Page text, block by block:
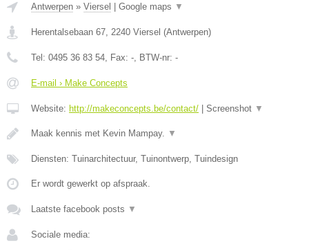
Antwerpen » Viersel Google maps ▼
Herentalsebaan 67, 2240 Viersel (Antwerpen)
Tel: 0495 36 83 54, Fax: -, BTW-nr: -
E-mail › Make Concepts
Website: http://makeconcepts.be/contact/ Screenshot ▼
Maak kennis met Kevin Mampay. ▼
Diensten: Tuinarchitectuur, Tuinontwerp, Tuindesign
Er wordt gewerkt op afspraak.
Laatste facebook posts ▼
Sociale media: